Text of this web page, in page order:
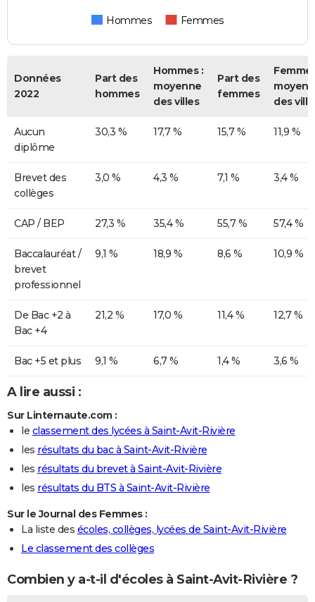
Hommes Femmes
Données
2022
Part des
hommes
Hommes :
moyenne
des villes
Part des
femmes
des
Aucun
diplôme
30,3 % 17,7 % 15,7 % 11,9 %
Brevet des
collèges
3,0 % 4,3 % 7,1 % 3,4 %
CAP / BEP 27,3 % 35,4 % 55,7 % 57,4 %
Baccalauréat /
brevet
professionnel
9,1 % 18,9 % 8,6 % 10,9 %
De Bac +2 à
Bac +4
21,2 % 17,0 % 11,4 % 12,7 %
Bac +5 et plus 9,1 % 6,7 % 1,4 % 3,6 %
A lire aussi :
Sur Linternaute.com :
le classement des lycées à Saint-Avit-Rivière
les résultats du bac à Saint-Avit-Rivière
les résultats du brevet à Saint-Avit-Rivière
les résultats du BTS à Saint-Avit-Rivière
Sur le Journal des Femmes :
La liste des écoles, collèges, lycées de Saint-Avit-Rivière
Le classement des collèges
Combien y a-t-il d'écoles à Saint-Avit-Rivière ?